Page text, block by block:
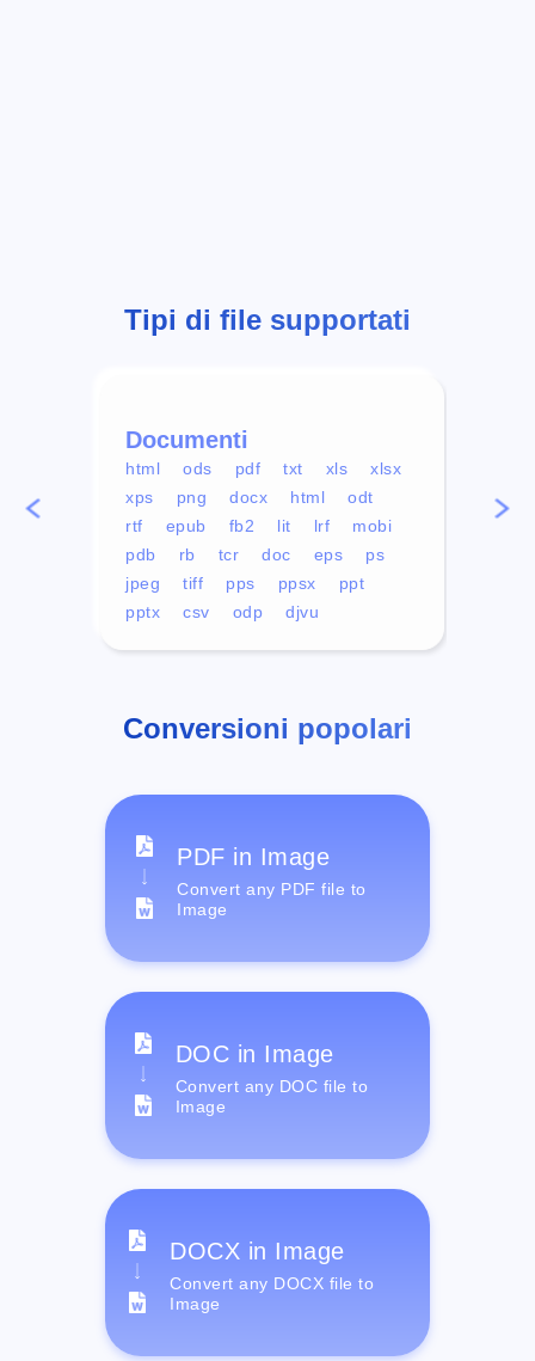
Tipi di file supportati
Documenti
html ods pdf txt xls
xlsx
xps
png docx html
odt
rtf
epub fb2 lit lrf
mobi
pdb
rb tcr doc eps
ps
jpeg
tiff pps ppsx
ppt
pptx
csv odp djvu
mp4
Conversioni popolari
PDF in Image
Convert any PDF file to
Image
DOC in Image
Convert any DOC file to
Image
DOCX in Image
Convert any DOCX file to
Image